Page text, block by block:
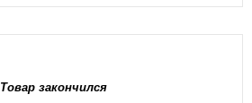
Товар закончился